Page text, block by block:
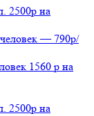
2500р на
— 790р/
1560 р на
2500р на